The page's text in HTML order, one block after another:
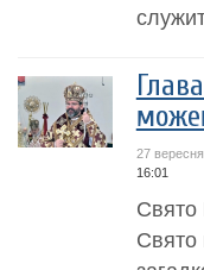
27
16:01
Свято
Свято